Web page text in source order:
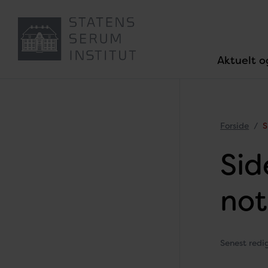
Aktuelt
Forside
Senest